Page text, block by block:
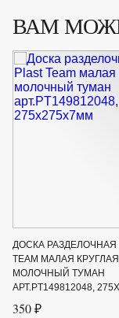
ВАМ
ДОСКА РАЗДЕЛОЧНАЯ
TEAM МАЛАЯ КРУГЛАЯ
МОЛОЧНЫЙ ТУМАН
АРТ.PT149812048,
350 ₽